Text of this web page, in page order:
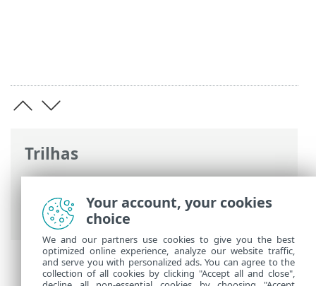
Trilhas
Ajuda on-line ESET>ESET Cyber Security
Preferências do aplicativo>Proteções
Proteção do sistema de arquivos
Your account, your cookies
choice
We and our partners use cookies to give you the best
optimized online experience, analyze our website traffic,
and serve you with personalized ads. You can agree to the
collection of all cookies by clicking "Accept all and close",